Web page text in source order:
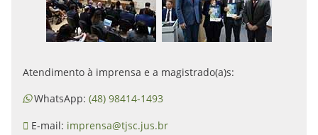
Atendimento à imprensa e a magistrado(a)s:
WhatsApp: (48) 98414-1493
E-mail: imprensa@tjsc.jus.br